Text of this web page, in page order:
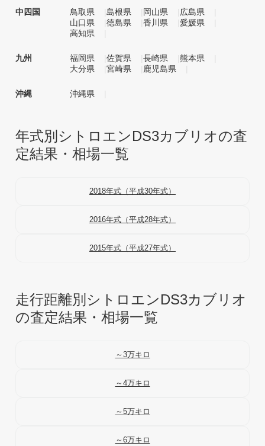
中四国 鳥取県 島根県 岡山県
広島県
山口県
徳島県 香川県
愛媛県
高知県
九州 福岡県 佐賀県 長崎県
熊本県
大分県
宮崎県 鹿児島県
沖縄 沖縄県
年式別シトロエンDS3カブリオの査
定結果・相場一覧
2018年式（平成30年式）
2016年式（平成28年式）
2015年式（平成27年式）
走行距離別シトロエンDS3カブリオ
の査定結果・相場一覧
～3万キロ
～4万キロ
～5万キロ
～6万キロ